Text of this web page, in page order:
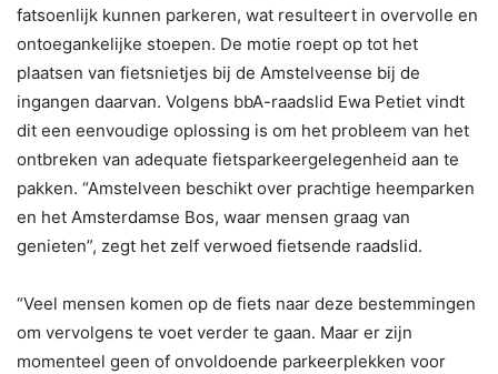
fatsoenlijk kunnen parkeren, wat resulteert in overvolle en
ontoegankelijke stoepen. De motie roept op tot het
plaatsen van fietsnietjes bij de Amstelveense bij de
ingangen daarvan. Volgens bbA-raadslid Ewa Petiet vindt
dit een eenvoudige oplossing is om het probleem van het
ontbreken van adequate fietsparkeergelegenheid aan te
pakken. “Amstelveen beschikt over prachtige heemparken
en het Amsterdamse Bos, waar mensen graag van
genieten”, zegt het zelf verwoed fietsende raadslid.
“Veel mensen komen op de fiets naar deze bestemmingen
om vervolgens te voet verder te gaan. Maar er zijn
momenteel geen of onvoldoende parkeerplekken voor